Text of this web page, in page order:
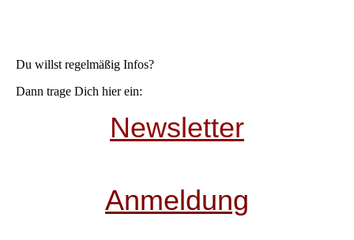
Du willst regelmäßig Infos?
Dann trage Dich hier ein:
Newsletter
Anmeldung